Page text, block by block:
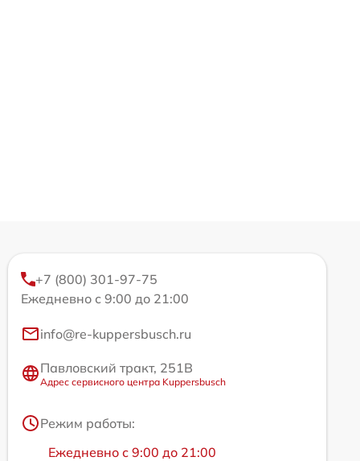
+7 (800) 301-97-75
Ежедневно с 9:00 до 21:00
info@re-kuppersbusch.ru
Павловский тракт, 251В
Адрес сервисного центра Kuppersbusch
Режим работы:
Ежедневно с 9:00 до 21:00